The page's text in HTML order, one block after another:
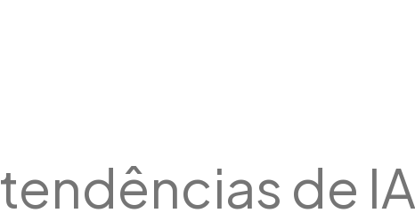
tendências de IA